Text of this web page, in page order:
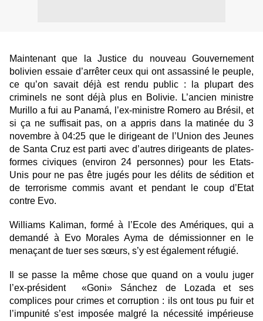
Maintenant que la Justice du nouveau Gouvernement
bolivien essaie d’arrêter ceux qui ont assassiné le peuple,
ce qu’on savait déjà est rendu public : la plupart des
criminels ne sont déjà plus en Bolivie. L’ancien ministre
Murillo a fui au Panamá, l’ex-ministre Romero au Brésil, et
si ça ne suffisait pas, on a appris dans la matinée du 3
novembre à 04:25 que le dirigeant de l’Union des Jeunes
de Santa Cruz est parti avec d’autres dirigeants de plates-
formes civiques (environ 24 personnes) pour les Etats-
Unis pour ne pas être jugés pour les délits de sédition et
de terrorisme commis avant et pendant le coup d’Etat
contre Evo.
Williams Kaliman, formé à l’Ecole des Amériques, qui a
demandé à Evo Morales Ayma de démissionner en le
menaçant de tuer ses sœurs, s’y est également réfugié.
Il se passe la même chose que quand on a voulu juger
l’ex-président «Goni» Sánchez de Lozada et ses
complices pour crimes et corruption : ils ont tous pu fuir et
l’impunité s’est imposée malgré la nécessité impérieuse